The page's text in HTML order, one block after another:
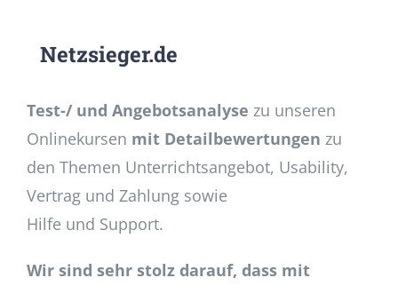
Netzsieger.de
Test-/ und Angebotsanalyse zu unseren
Onlinekursen mit Detailbewertungen zu
den Themen Unterrichtsangebot, Usability,
Vertrag und Zahlung sowie
Hilfe und Support.
Wir sind sehr stolz darauf, dass mit